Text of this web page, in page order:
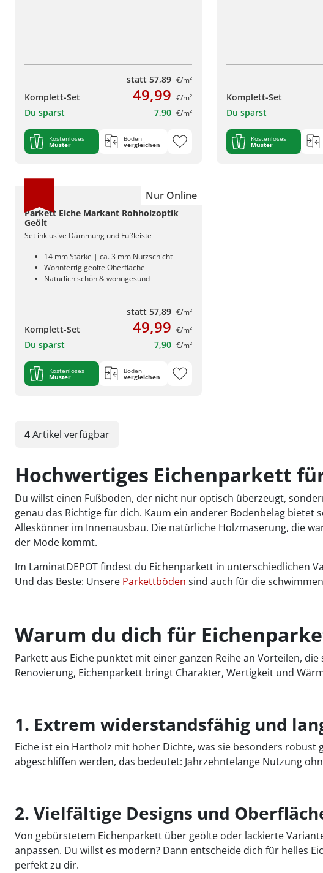
statt 57,89 €/m²
Komplett-Set 49,99 €/m²
Du sparst 7,90 €/m²
Kostenloses
Muster
Boden
vergleichen
Komplett-Set
Du sparst
Kostenloses
Muster
Nur Online
Parkett Eiche Markant Rohholzoptik
Geölt
Set inklusive Dämmung und Fußleiste
14 mm Stärke | ca. 3 mm Nutzschicht
Wohnfertig geölte Oberfläche
Natürlich schön & wohngesund
statt 57,89 €/m²
Komplett-Set 49,99 €/m²
Du sparst 7,90 €/m²
Kostenloses
Muster
Boden
vergleichen
4Artikel verfügbar
Hochwertiges Eichenparkett
Du willst einen Fußboden, der nicht nur optisch überzeugt,
genau das Richtige für dich. Kaum ein anderer Bodenbelag
Alleskönner im Innenausbau. Die natürliche Holzmaserung, die
der Mode kommt.
Im LaminatDEPOT findest du Eichenparkett in unterschiedlichen
Und das Beste: Unsere Parkettböden sind auch für die
Warum du dich für
Parkett aus Eiche punktet mit einer ganzen Reihe an Vorteilen,
Renovierung, Eichenparkett bringt Charakter, Wertigkeit und
1. Extrem widerstandsfähig und
Eiche ist ein Hartholz mit hoher Dichte, was sie besonders
abgeschliffen werden, das bedeutet: Jahrzehntelange Nutzung
2. Vielfältige Designs und
Von gebürstetem Eichenparkett über geölte oder lackierte
anpassen. Du willst es modern? Dann entscheide dich für helles
perfekt zu dir.